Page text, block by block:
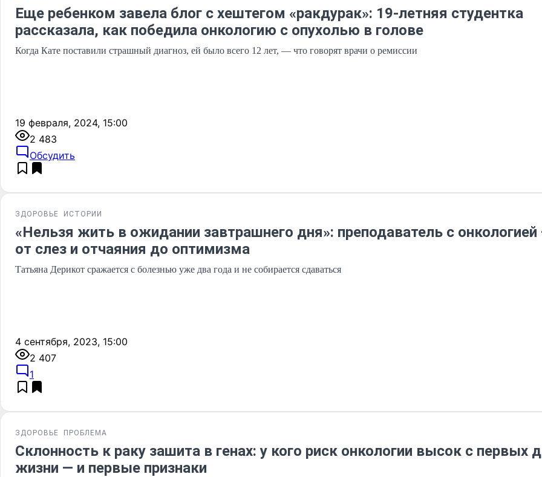
Еще ребенком завела блог с хештегом «ракдурак»: 19-летняя студентка
рассказала, как победила онкологию с опухолью в голове
Когда Кате поставили страшный диагноз, ей было всего 12 лет, — что говорят врачи о ремиссии
19 февраля, 2024, 15:00
2 483
Обсудить
ЗДОРОВЬЕ ИСТОРИИ
«Нельзя жить в ожидании завтрашнего дня»: преподаватель с онкологией
от слез и отчаяния до оптимизма
Татьяна Дерикот сражается с болезнью уже два года и не собирается сдаваться
4 сентября, 2023, 15:00
2 407
1
ЗДОРОВЬЕ ПРОБЛЕМА
Склонность к раку зашита в генах: у кого риск онкологии высок с первых
жизни — и первые признаки